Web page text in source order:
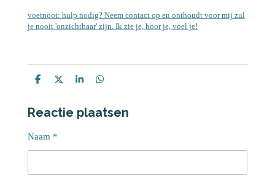
voetnoot: hulp nodig? Neem contact op en onthoudt voor mij zul
je nooit 'onzichtbaar' zijn. Ik zie je, hoor je, voel je!
D
e
n
D
l
S
r
e
D
e
n
Reactie plaatsen
Naam *